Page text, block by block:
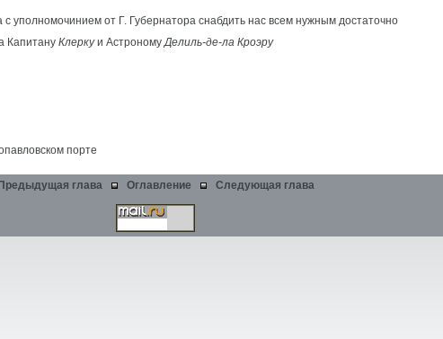
уполномочинием от Г. Губернатора снабдить нас всем нужным достаточно
Капитану Клеркуи АстрономуДелиль-де-ла Кроэру
порте
Предыдущая глава Оглавление Следующая глава